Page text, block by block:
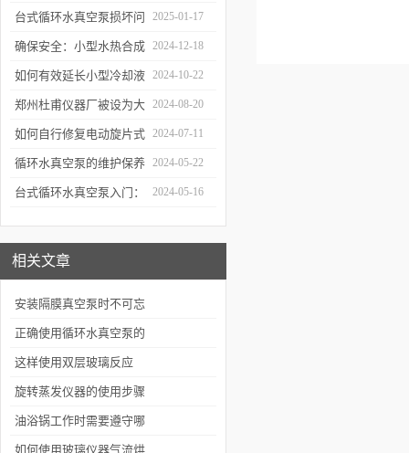
的判断方法
真空泵吗？
台式循环水真空泵损坏问
题诊断与预防措施
2025-01-17
确保安全：小型水热合成
反应釜的操作与维护建议
2024-12-18
如何有效延长小型冷却液
水循环泵的使用寿命？
2024-10-22
郑州杜甫仪器厂被设为大
学生实习就业基地
2024-08-20
如何自行修复电动旋片式
真空泵无法启动的问题
2024-07-11
循环水真空泵的维护保养
与故障排除指南
2024-05-22
台式循环水真空泵入门： 2024-05-16
相关文章
安装隔膜真空泵时不可忘
记这些要点！
正确使用循环水真空泵的
方法，学习一下！
这样使用双层玻璃反应
釜，多用几年不成问题！
旋转蒸发仪器的使用步骤
油浴锅工作时需要遵守哪
些要求
如何使用玻璃仪器气流烘